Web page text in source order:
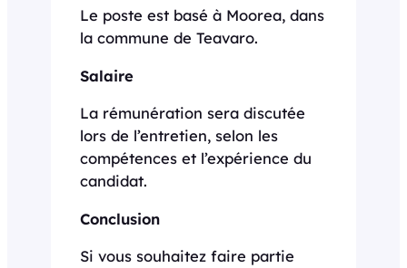
Le poste est basé à Moorea, dans
la commune de Teavaro.
Salaire
La rémunération sera discutée
lors de l’entretien, selon les
compétences et l’expérience du
candidat.
Conclusion
Si vous souhaitez faire partie